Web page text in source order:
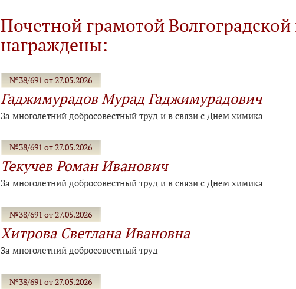
Почетной грамотой
награждены:
№38/691 от 27.05.2026
Гаджимурадов Мурад Гаджимурадович
За многолетний добросовестный труд и в связи с Днем химика
№38/691 от 27.05.2026
Текучев Роман Иванович
За многолетний добросовестный труд и в связи с Днем химика
№38/691 от 27.05.2026
Хитрова Светлана Ивановна
За многолетний добросовестный труд
№38/691 от 27.05.2026